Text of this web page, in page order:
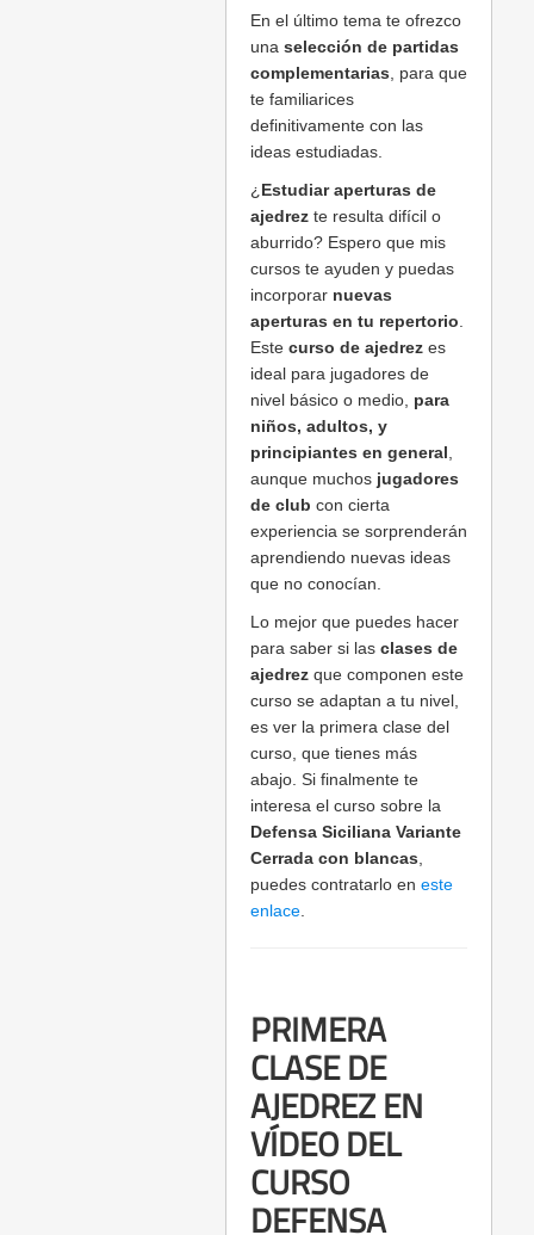
En el último tema te ofrezco
una selección de partidas
complementarias, para que
te familiarices
definitivamente con las
ideas estudiadas.
¿Estudiar aperturas de
ajedrez te resulta difícil o
aburrido? Espero que mis
cursos te ayuden y puedas
incorporar nuevas
aperturas en tu repertorio.
Este curso de ajedrez es
ideal para jugadores de
nivel básico o medio, para
niños, adultos, y
principiantes en general,
aunque muchos jugadores
de club con cierta
experiencia se sorprenderán
aprendiendo nuevas ideas
que no conocían.
Lo mejor que puedes hacer
para saber si las clases de
ajedrez que componen este
curso se adaptan a tu nivel,
es ver la primera clase del
curso, que tienes más
abajo. Si finalmente te
interesa el curso sobre la
Defensa Siciliana Variante
Cerrada con blancas,
puedes contratarlo en este
enlace.
PRIMERA
CLASE DE
AJEDREZ EN
VÍDEO DEL
CURSO
DEFENSA